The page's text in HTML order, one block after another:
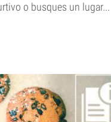
o busques un lugar...